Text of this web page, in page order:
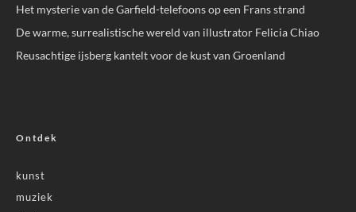
Het mysterie van de Garfield-telefoons op een Frans strand
De warme, surrealistische wereld van illustrator Felicia Chiao
Reusachtige ijsberg kantelt voor de kust van Groenland
Ontdek
kunst
muziek